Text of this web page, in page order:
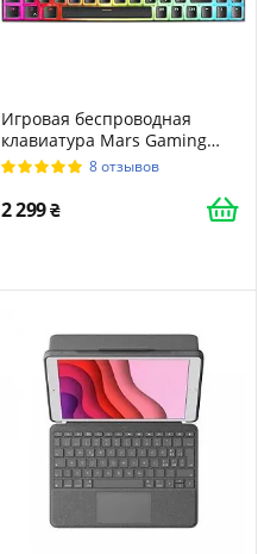
Игровая беспроводная
клавиатура Mars Gaming
Mkcloud / Механическая /
подсветка / UKR / Black
8 отзывов
2 299